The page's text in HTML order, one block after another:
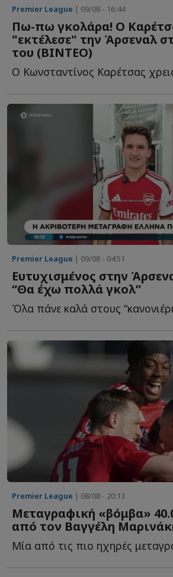
Premier League | 09/08 - 16:44
Πω-πω γκολάρα! Ο
"εκτέλεσε" την Άρσεναλ
του (ΒΙΝΤΕΟ)
Premier League | 09/08 - 04:51
Ευτυχισμένος στην
“Θα έχω πολλά γκολ”
Όλα πάνε καλά στους
Premier League | 08/08 - 20:13
Μεταγραφική «βόμβα»
από τον Βαγγέλη